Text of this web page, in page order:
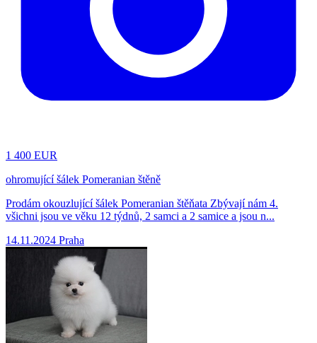
1 400 EUR
ohromující šálek Pomeranian štěně
Prodám okouzlující šálek Pomeranian štěňata Zbývají nám 4.
všichni jsou ve věku 12 týdnů, 2 samci a 2 samice a jsou n...
14.11.2024 Praha